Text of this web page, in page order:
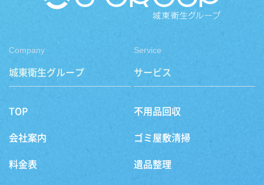
Company
城東衛生グループ
TOP
会社案内
料金表
Service
サービス
不用品回収
ゴミ屋敷清掃
遺品整理